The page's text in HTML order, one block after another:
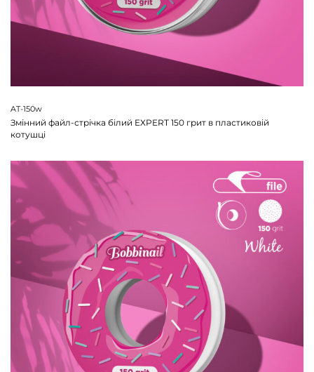
AT-150w
Змінний файл-стрічка білий EXPERT 150 грит в пластиковій
котушці